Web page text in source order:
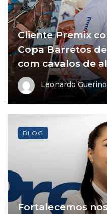
Cliente Premix
Copa Barretos
com cavalos de
Leonardo Guerino
Fortalecemos
BLOG